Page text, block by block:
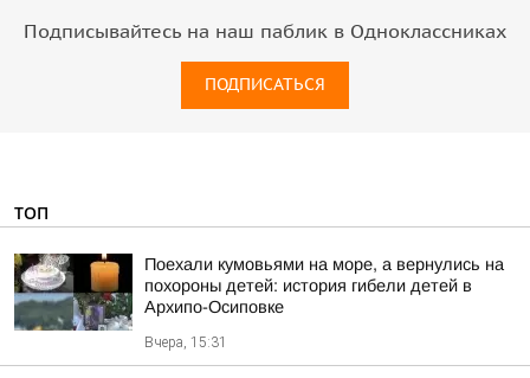
Подписывайтесь на наш паблик в Одноклассниках
ПОДПИСАТЬСЯ
ТОП
Поехали кумовьями на море, а вернулись на
похороны детей: история гибели детей в
Архипо-Осиповке
Вчера, 15:31